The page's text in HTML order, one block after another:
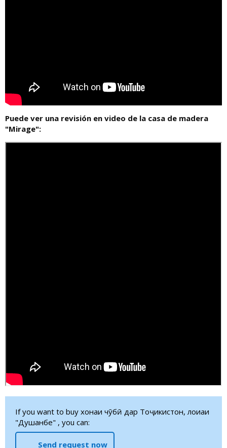
Puede ver una revisión en video de la casa de madera
"Mirage":
If you want to buy хонаи чӯбӣ дар Тоҷикистон, лоиҳаи
"Душанбе" , you can:
Send request now